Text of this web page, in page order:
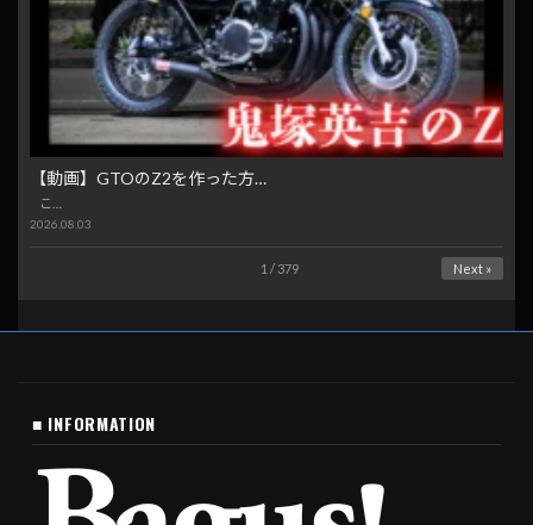
【動画】GTOのZ2を作った方…
こ…
2026.08.03
1 / 379 Next »
■ INFORMATION